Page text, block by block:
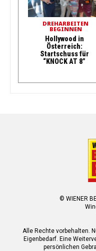
DREHARBEITEN
BEGINNEN
Hollywood in
Österreich:
Startschuss für
“KNOCK AT 8”
© WIENER
Alle Rechte vorbehalten.
Eigenbedarf. Eine
persönlichen